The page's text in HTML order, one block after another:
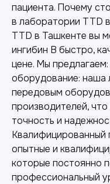
пациента. Почему
в лаборатории TTD
TTD в Ташкенте вы
ингибин B быстро,
цене. Мы
оборудование: наша
передовым
производителей,
точность и
Квалифицированный
опытные и
которые постоянно
профессиональный
Другие